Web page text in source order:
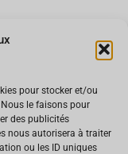
pour stocker et/ou
le faisons pour
des publicités
nous autorisera à traiter
ou les ID uniques